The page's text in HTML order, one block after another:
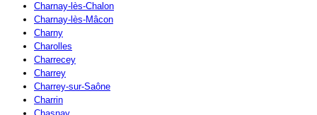
Charnay-lès-Chalon
Charnay-lès-Mâcon
Charny
Charolles
Charrecey
Charrey
Charrey-sur-Saône
Charrin